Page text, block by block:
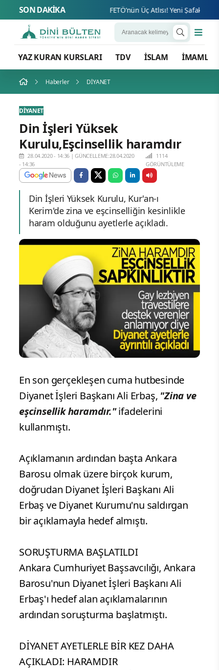
SON DAKİKA
YAZ KURAN KURSLARI TDV İSLAM İMAMLAR
Haberler DİYANET
DİYANET
Din İşleri Yüksek
Kurulu,Eşcinsellik haramdır
28.04.2020 - 14:36 |GÜNCELLEME:28.04.2020
- 14:36
1114
GÖRÜNTÜLEME
Din İşleri Yüksek Kurulu, Kur'an-ı
Kerim'de zina ve eşcinselliğin kesinlikle
haram olduğunu ayetlerle açıkladı.
En son gerçekleşen cuma hutbesinde
Diyanet İşleri Başkanı Ali Erbaş, "Zina ve
eşcinsellik haramdır."ifadelerini
kullanmıştı.
Açıklamanın ardından başta Ankara
Barosu olmak üzere birçok kurum,
doğrudan Diyanet İşleri Başkanı Ali
Erbaş ve Diyanet Kurumu'nu saldırgan
bir açıklamayla hedef almıştı.
SORUŞTURMA BAŞLATILDI
Ankara Cumhuriyet Başsavcılığı, Ankara
Barosu'nun Diyanet İşleri Başkanı Ali
Erbaş'ı hedef alan açıklamalarının
ardından soruşturma başlatmıştı.
DİYANET AYETLERLE BİR KEZ DAHA
AÇIKLADI: HARAMDIR